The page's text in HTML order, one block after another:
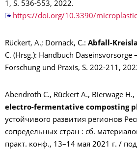
1, S. 536-553, 2022.
https://doi.org/10.3390/
Rückert, A.; Dornack, C.: Abfall-
C. (Hrsg.): Handbuch Daseinsvorsorge
Forschung und Praxis, S. 202-211,
Abendroth C., Rückert A., Bierwage H.,
electro-fermentative composting
устойчивого развития регионов
сопредельных стран : сб.
практ. конф., 13–14 мая 2021 г. /